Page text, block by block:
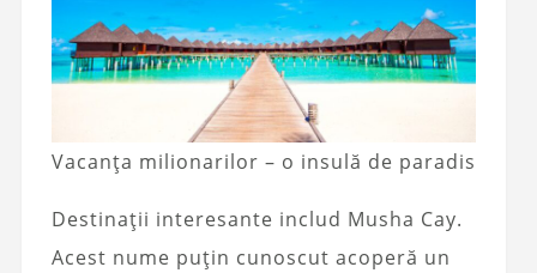
Vacanța milionarilor – o insulă de paradis
Destinații interesante includ Musha Cay.
Acest nume puțin cunoscut acoperă un